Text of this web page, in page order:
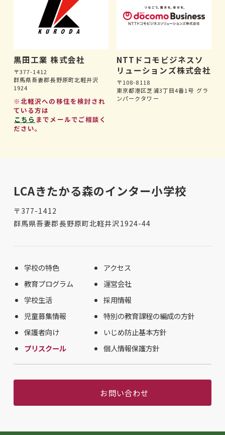
黒田工業 株式会社
〒377-1412
群馬県吾妻郡長野原町北軽井沢
1924
※北軽沢への移住を検討され
ている方は
こちら までメールでご相談く
ださい。
NTTドコモビジネスソ
リューションズ株式会社
〒108-8118
東京都港区芝浦3丁目4番1号 グラ
ンパークタワー
LCAきたかる森のインター小学校
〒377-1412
群馬県吾妻郡長野原町北軽井沢1924-44
学校の特色
教育プログラム
学校生活
児童募集情報
保護者向け
プリスクール
アクセス
運営会社
採用情報
特別の教育課程の編成の方針
いじめ防止基本方針
個人情報保護方針
お問い合わせ